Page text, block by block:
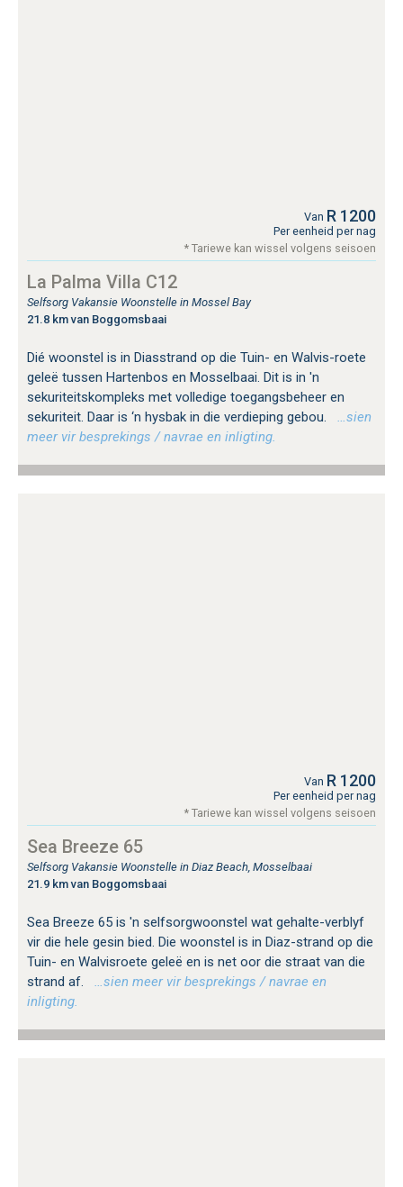
Van R 1200
Per eenheid per nag
* Tariewe kan wissel volgens seisoen
La Palma Villa C12
Selfsorg Vakansie Woonstelle in Mossel Bay
21.8 km van Boggomsbaai
Dié woonstel is in Diasstrand op die Tuin- en Walvis-roete
geleë tussen Hartenbos en Mosselbaai. Dit is in 'n
sekuriteitskompleks met volledige toegangsbeheer en
sekuriteit. Daar is ‘n hysbak in die verdieping gebou.
…sien
meer vir besprekings / navrae en inligting.
Van R 1200
Per eenheid per nag
* Tariewe kan wissel volgens seisoen
Sea Breeze 65
Selfsorg Vakansie Woonstelle in Diaz Beach, Mosselbaai
21.9 km van Boggomsbaai
Sea Breeze 65 is 'n selfsorgwoonstel wat gehalte-verblyf
vir die hele gesin bied. Die woonstel is in Diaz-strand op die
Tuin- en Walvisroete geleë en is net oor die straat van die
strand af.
…sien meer vir besprekings / navrae en
inligting.